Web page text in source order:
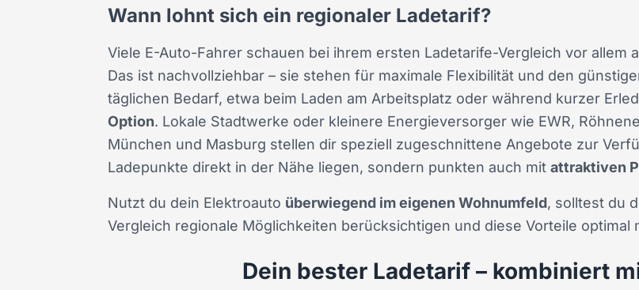
Wann lohnt sich ein regionaler Ladetarif?
Viele E-Auto-Fahrer schauen bei ihrem ersten Ladetarife-Vergleich vor allem
Das ist nachvollziehbar – sie stehen für maximale Flexibilität und den
täglichen Bedarf, etwa beim Laden am Arbeitsplatz oder während kurzer
Option. Lokale Stadtwerke oder kleinere Energieversorger wie EWR,
München und Masburg stellen dir speziell zugeschnittene Angebote zur
Ladepunkte direkt in der Nähe liegen, sondern punkten auch mit attraktiven
Nutzt du dein Elektroauto überwiegend im eigenen Wohnumfeld, solltest du
Vergleich regionale Möglichkeiten berücksichtigen und diese Vorteile optimal
Dein bester Ladetarif – kombiniert